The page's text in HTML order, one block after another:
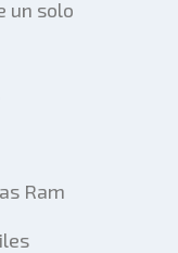
un solo
Ram